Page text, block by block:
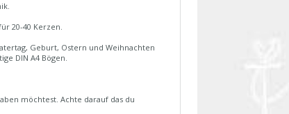
20-40 Kerzen.
Geburt, Ostern und Weihnachten
DIN A4 Bögen.
möchtest. Achte darauf das du